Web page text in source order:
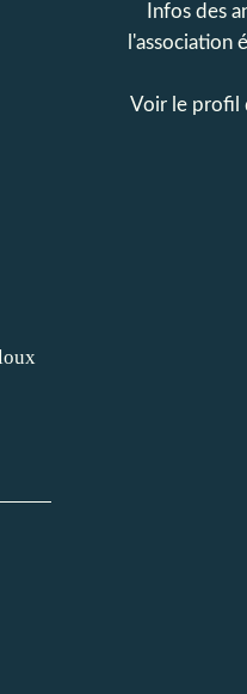
Infos des
l'association
Voir le profil